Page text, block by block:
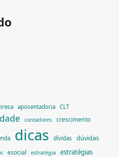
aposentadoria
CLT
contadores crescimento
dicas dívidas dúvidas
esocial estratégia estratégias